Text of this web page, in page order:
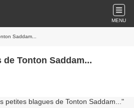
MENU
Saddam...
Tonton Saddam...